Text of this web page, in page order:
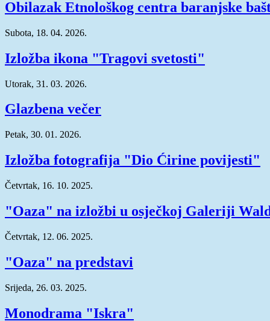
Obilazak Etnološkog centra baranjske
Subota, 18. 04. 2026.
Izložba ikona "Tragovi svetosti"
Utorak, 31. 03. 2026.
Glazbena večer
Petak, 30. 01. 2026.
Izložba fotografija "Dio Ćirine povijesti"
Četvrtak, 16. 10. 2025.
"Oaza" na izložbi u osječkoj Galeriji
Četvrtak, 12. 06. 2025.
"Oaza" na predstavi
Srijeda, 26. 03. 2025.
Monodrama "Iskra"